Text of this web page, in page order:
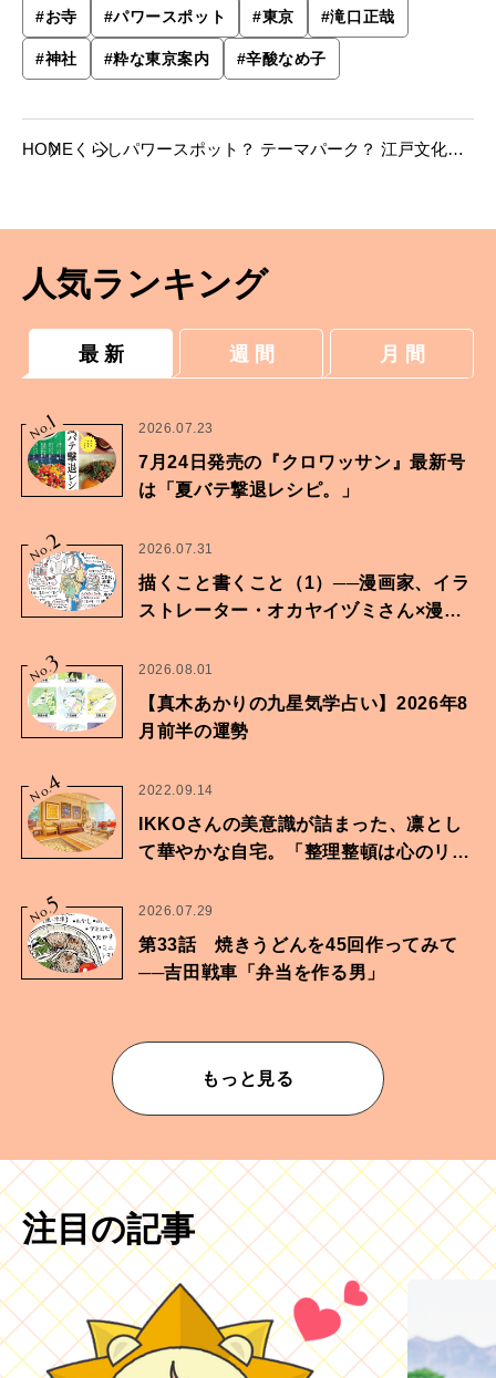
#お寺 #パワースポット #東京 #滝口正哉
#神社 #粋な東京案内 #辛酸なめ子
HOME くらしパワースポット？ テーマパーク？ 江戸文化研
お寺」
人気ランキング
最 新 週 間 月 間
No.
1 2026.07.23
7月24日発売の『クロワッサン』最新号
は「夏バテ撃退レシピ。」
No.2 2026.07.31
描くこと書くこと（1）──漫画家、イラ
ストレーター・オカヤイヅミさん×漫画
No.
3 2026.08.01
【真木あかりの九星気学占い】2026年8
月前半の運勢
No.
4 2022.09.14
IKKOさんの美意識が詰まった、凛とし
て華やかな自宅。「整理整頓は心のリズ
No.
5 2026.07.29
第33話 焼きうどんを45回作ってみて
──吉田戦車「弁当を作る男」
もっと見る
注目の記事